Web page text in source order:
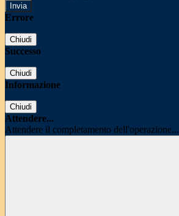
Errore
Chiudi
Successo
Chiudi
Informazione
Chiudi
Attendere...
Attendere il completamento dell'operazione...